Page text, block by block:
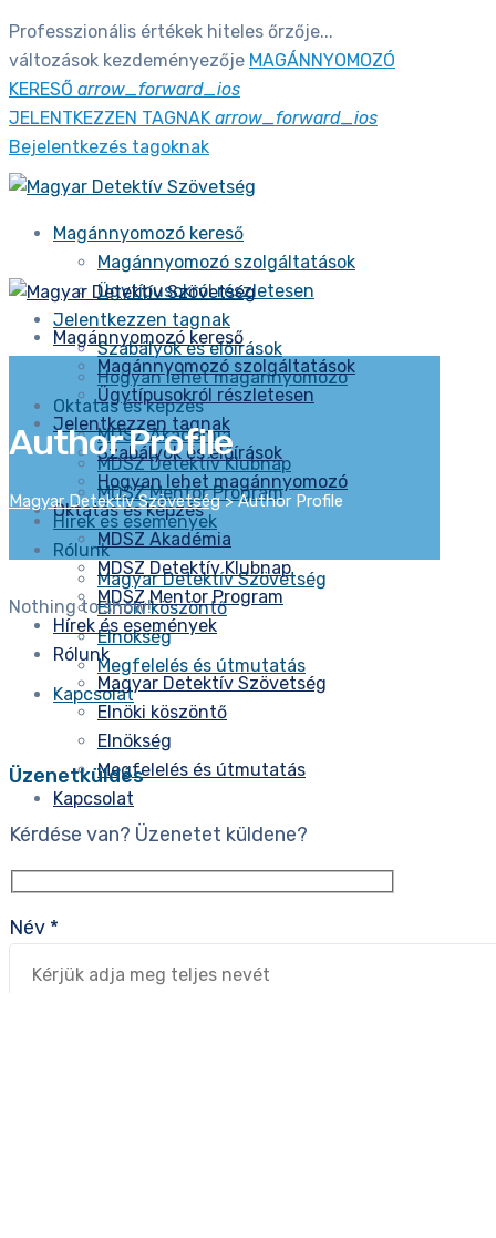
Professzionális értékek hiteles őrzője...
változások kezdeményezője MAGÁNNYOMOZÓ
KERESŐ arrow_forward_ios
JELENTKEZZEN TAGNAK arrow_forward_ios
Bejelentkezés tagoknak
Magánnyomozó kereső
Magánnyomozó szolgáltatások
Ügytípusokról részletesen
Jelentkezzen tagnak
Szabályok és előírások
Hogyan lehet magánnyomozó
Oktatás és képzés
MDSZ Akadémia
MDSZ Detektív Klubnap
MDSZ Mentor Program
Hírek és események
Rólunk
Magyar Detektív Szövetség
Elnöki köszöntő
Elnökség
Megfelelés és útmutatás
Kapcsolat
Magánnyomozó kereső
Magánnyomozó szolgáltatások
Ügytípusokról részletesen
Jelentkezzen tagnak
Szabályok és előírások
Hogyan lehet magánnyomozó
Oktatás és képzés
MDSZ Akadémia
MDSZ Detektív Klubnap
MDSZ Mentor Program
Hírek és események
Rólunk
Magyar Detektív Szövetség
Elnöki köszöntő
Elnökség
Megfelelés és útmutatás
Kapcsolat
Author Profile
Magyar Detektív Szövetség>Author Profile
Nothing to show!
Üzenetküldés
Kérdése van? Üzenetet küldene?
Név *